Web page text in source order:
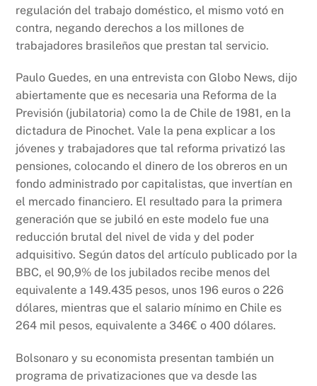
regulación del trabajo doméstico, el mismo votó en
contra, negando derechos a los millones de
trabajadores brasileños que prestan tal servicio.
Paulo Guedes, en una entrevista con Globo News, dijo
abiertamente que es necesaria una Reforma de la
Previsión (jubilatoria) como la de Chile de 1981, en la
dictadura de Pinochet. Vale la pena explicar a los
jóvenes y trabajadores que tal reforma privatizó las
pensiones, colocando el dinero de los obreros en un
fondo administrado por capitalistas, que invertían en
el mercado financiero. El resultado para la primera
generación que se jubiló en este modelo fue una
reducción brutal del nivel de vida y del poder
adquisitivo. Según datos del artículo publicado por la
BBC, el 90,9% de los jubilados recibe menos del
equivalente a 149.435 pesos, unos 196 euros o 226
dólares, mientras que el salario mínimo en Chile es
264 mil pesos, equivalente a 346€ o 400 dólares.
Bolsonaro y su economista presentan también un
programa de privatizaciones que va desde las